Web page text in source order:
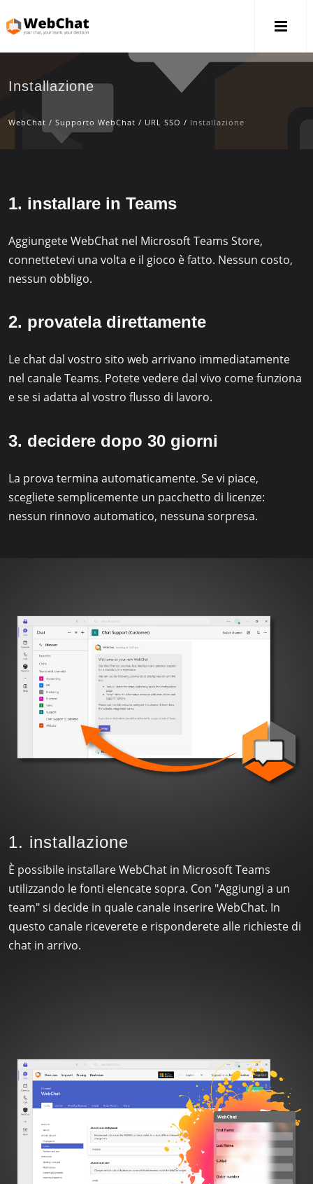
Installazione
WebChat / Supporto WebChat / URL SSO / Installazione
1. installare in Teams
Aggiungete WebChat nel Microsoft Teams Store,
connettetevi una volta e il gioco è fatto. Nessun costo,
nessun obbligo.
2. provatela direttamente
Le chat dal vostro sito web arrivano immediatamente
nel canale Teams. Potete vedere dal vivo come funziona
e se si adatta al vostro flusso di lavoro.
3. decidere dopo 30 giorni
La prova termina automaticamente. Se vi piace,
scegliete semplicemente un pacchetto di licenze:
nessun rinnovo automatico, nessuna sorpresa.
1. installazione
È possibile installare WebChat in Microsoft Teams
utilizzando le fonti elencate sopra. Con "Aggiungi a un
team" si decide in quale canale inserire WebChat. In
questo canale riceverete e risponderete alle richieste di
chat in arrivo.